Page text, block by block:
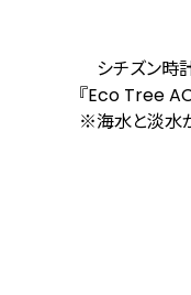
シチズン時
『Eco Tree
※海水と淡水